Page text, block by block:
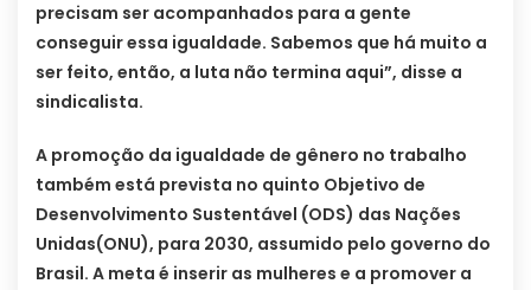
precisam ser acompanhados para a gente
conseguir essa igualdade. Sabemos que há muito a
ser feito, então, a luta não termina aqui”, disse a
sindicalista.
A promoção da igualdade de gênero no trabalho
também está prevista no quinto Objetivo de
Desenvolvimento Sustentável (ODS) das Nações
Unidas(ONU), para 2030, assumido pelo governo do
Brasil. A meta é inserir as mulheres e a promover a